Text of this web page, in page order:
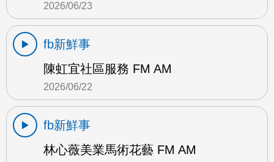
2026/06/23
fb新鮮事
陳虹宜社區服務 FM AM
2026/06/22
fb新鮮事
林心薇美業馬術花藝 FM AM